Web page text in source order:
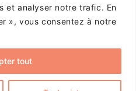
et analyser notre trafic. En
», vous consentez à notre
tout
droits réservés.
Mentions Légales